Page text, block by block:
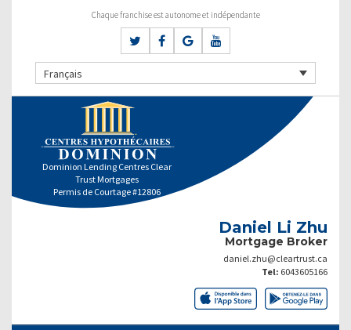
Chaque franchise est autonome et indépendante
Français
Dominion Lending Centres Clear
Trust Mortgages
Permis de Courtage #12806
Daniel Li Zhu
Mortgage Broker
daniel.zhu@cleartrust.ca
Tel: 6043605166